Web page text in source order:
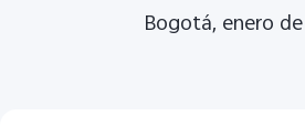
Colombia | Seleccione
Bogotá, enero